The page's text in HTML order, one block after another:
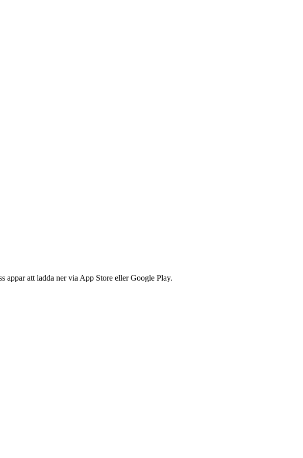
appar att ladda ner via App Store eller Google Play.